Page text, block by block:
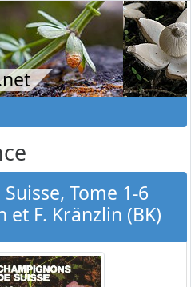
Tome 1-6
et F. Kränzlin (BK)